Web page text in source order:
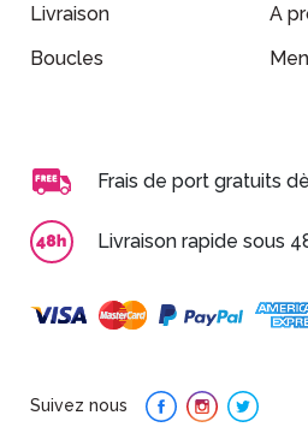
Livraison
A
Boucles
Frais de port gratuits
Livraison rapide sous
Suivez nous